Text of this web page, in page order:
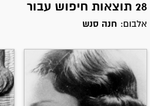
28 תוצאות חיפוש עבור
אלבום: חנה סנש